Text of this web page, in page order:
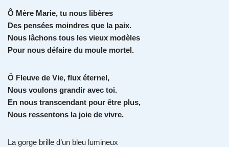
Ô Mère Marie, tu nous libères
Des pensées moindres que la paix.
Nous lâchons tous les vieux modèles
Pour nous défaire du moule mortel.
Ô Fleuve de Vie, flux éternel,
Nous voulons grandir avec toi.
En nous transcendant pour être plus,
Nous ressentons la joie de vivre.
La gorge brille d’un bleu lumineux